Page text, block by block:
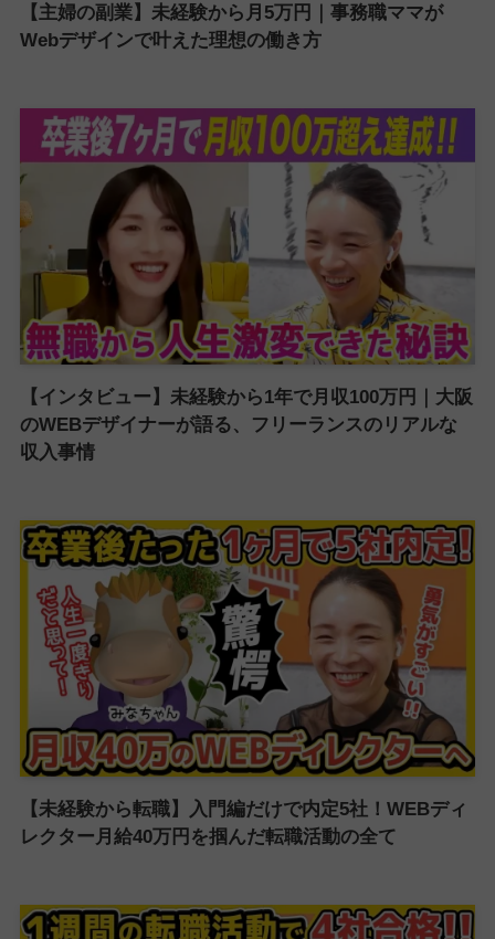
【主婦の副業】未経験から月5万円｜事務職ママが
Webデザインで叶えた理想の働き方
【インタビュー】未経験から1年で月収100万円｜大阪
のWEBデザイナーが語る、フリーランスのリアルな
収入事情
【未経験から転職】入門編だけで内定5社！WEBディ
レクター月給40万円を掴んだ転職活動の全て